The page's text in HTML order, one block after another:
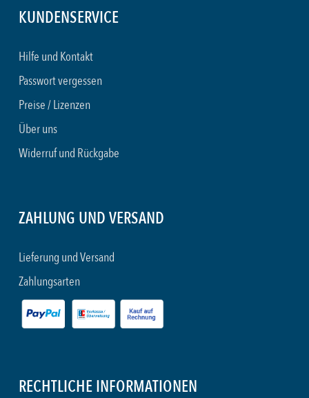
KUNDENSERVICE
Hilfe und Kontakt
Passwort vergessen
Preise / Lizenzen
Über uns
Widerruf und Rückgabe
ZAHLUNG UND VERSAND
Lieferung und Versand
Zahlungsarten
RECHTLICHE INFORMATIONEN